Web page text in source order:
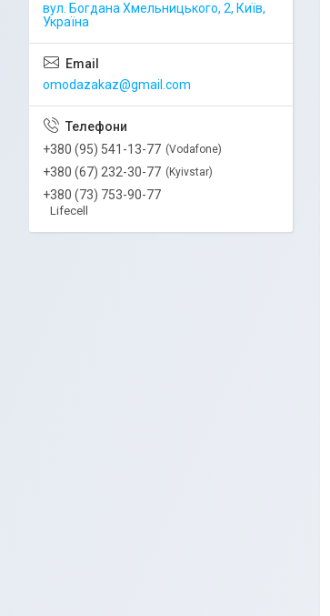
вул. Богдана Хмельницького, 2, Київ,
Україна
omodazakaz@gmail.com
+380 (95) 541-13-77 Vodafone
+380 (67) 232-30-77 Kyivstar
+380 (73) 753-90-77
Lifecell